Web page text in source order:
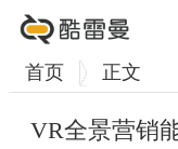
首页 正文
VR全景营销